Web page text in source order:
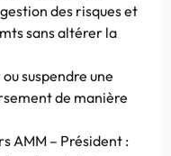
des risques et
sans altérer la
suspendre une
de manière
AMM – Président :